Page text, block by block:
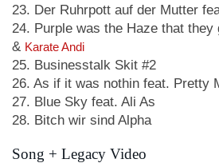
23. Der Ruhrpott auf der Mutter
24. Purple was the Haze that they
& Karate Andi
25. Businesstalk Skit #2
26. As if it was nothin feat. Pretty
27. Blue Sky feat. Ali As
28. Bitch wir sind Alpha
Song + Legacy Video